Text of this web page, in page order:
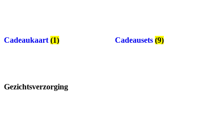
Cadeaukaart (1) Cadeausets (9)
Gezichtsverzorging